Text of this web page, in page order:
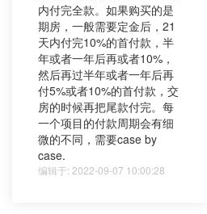
内付完全款。如果购买的是
期房，一般需要定金后，21
天内付完10%的首付款，半
年或者一年后再或者10%，
然后再过半年或者一年后再
付5%或者10%的首付款，交
房的时候再把尾款付完。每
一个项目的付款周期会有细
微的不同，需要case by
case.
编辑于: 2022-09-07 10:00:28